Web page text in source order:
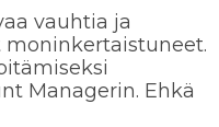
vauhtia ja
moninkertaistuneet.
Managerin. Ehkä